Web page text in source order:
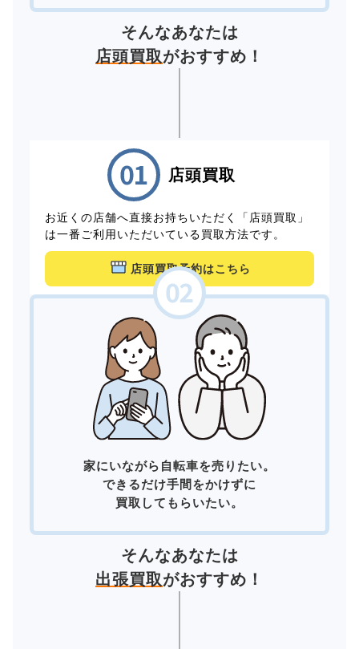
そんなあなたは
店頭買取がおすすめ！
店頭買取
お近くの店舗へ直接お持ちいただく「店頭買取」
は一番ご利用いただいている買取方法です。
店頭買取予約はこちら
家にいながら自転車を売りたい。
できるだけ手間をかけずに
買取してもらいたい。
そんなあなたは
出張買取がおすすめ！